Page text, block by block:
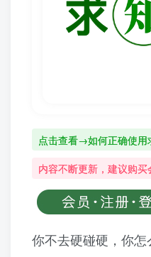
点击查看→如何正确使用
内容不断更新，建议购
你不去硬碰硬，你